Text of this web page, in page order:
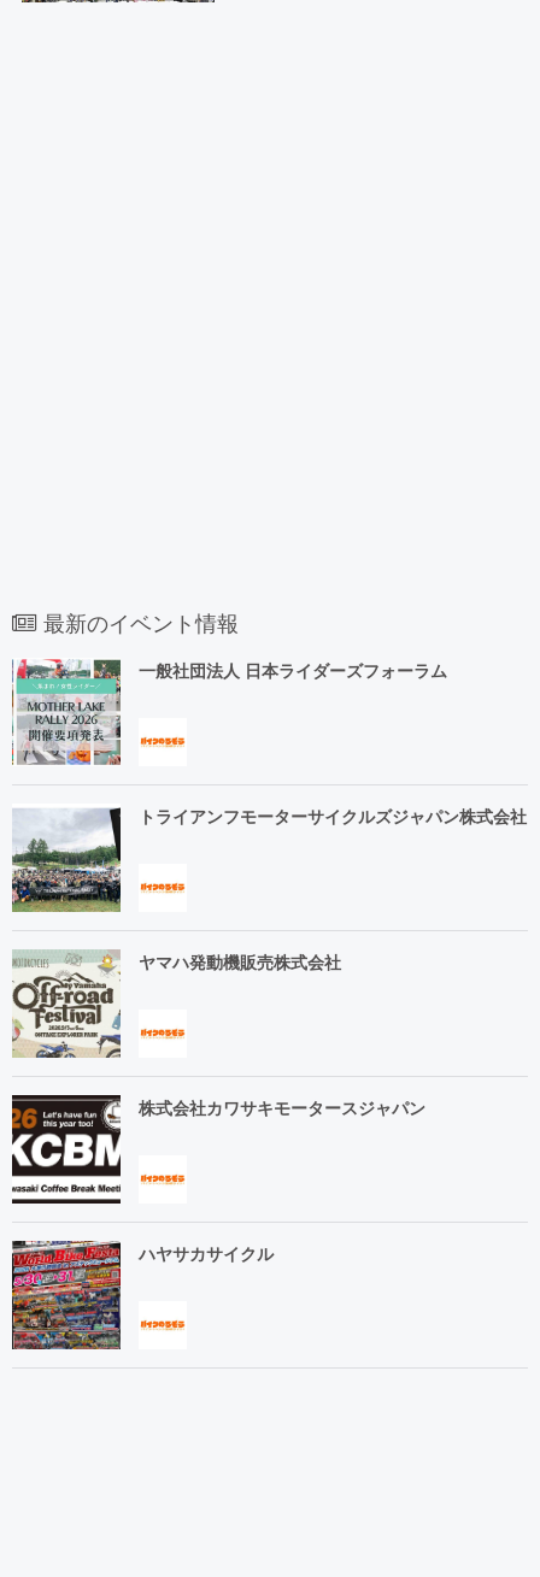
最新のイベント情報
一般社団法人 日本ライダーズフォーラム
トライアンフモーターサイクルズジャパン株式会社
ヤマハ発動機販売株式会社
株式会社カワサキモータースジャパン
ハヤサカサイクル